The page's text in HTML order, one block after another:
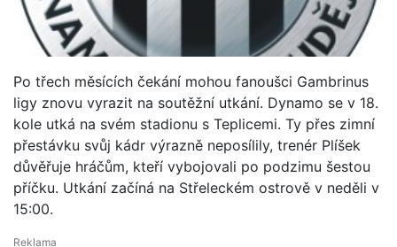
Po třech měsících čekání mohou fanoušci Gambrinus
ligy znovu vyrazit na soutěžní utkání. Dynamo se v 18.
kole utká na svém stadionu s Teplicemi. Ty přes zimní
přestávku svůj kádr výrazně neposílily, trenér Plíšek
důvěřuje hráčům, kteří vybojovali po podzimu šestou
příčku. Utkání začíná na Střeleckém ostrově v neděli v
15:00.